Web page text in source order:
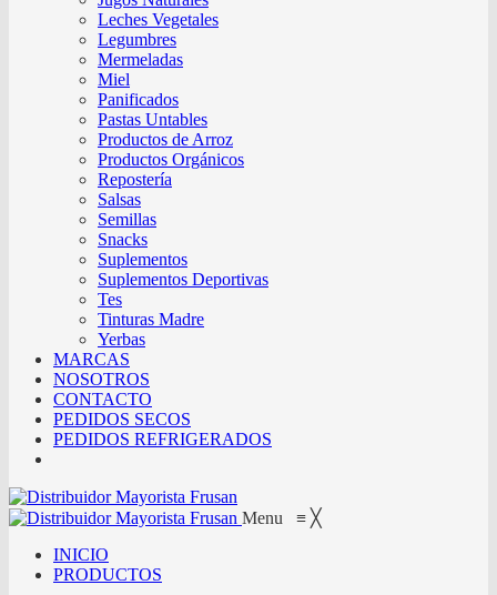
Leches Vegetales
Legumbres
Mermeladas
Miel
Panificados
Pastas Untables
Productos de Arroz
Productos Orgánicos
Repostería
Salsas
Semillas
Snacks
Suplementos
Suplementos Deportivas
Tes
Tinturas Madre
Yerbas
MARCAS
NOSOTROS
CONTACTO
PEDIDOS SECOS
PEDIDOS REFRIGERADOS
Menu ≡ ╳
INICIO
PRODUCTOS